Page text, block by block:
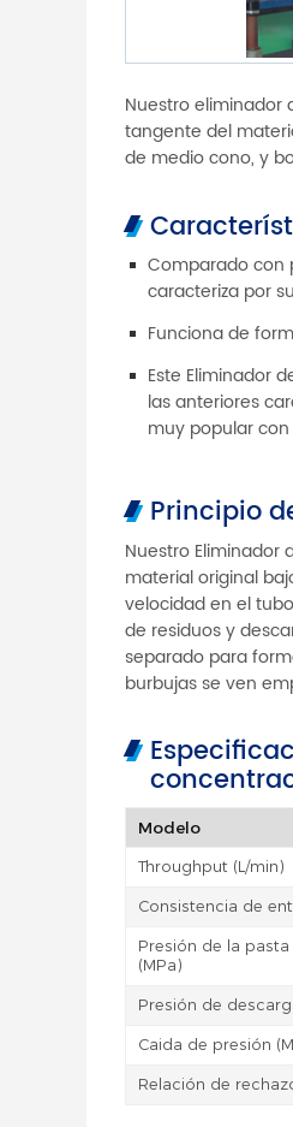
Nuestro
tangente del
de medio cono, y
Comparado con
caracteriza por
Funciona de
Este Eliminador
las anteriores
muy popular con
Principio
Nuestro Eliminador
material original
velocidad en el
de residuos y
separado para
burbujas se ven
Modelo
Throughput (L/min)
Consistencia de
Presión de la
(MPa)
Presión de
Caida de presión
Relación de